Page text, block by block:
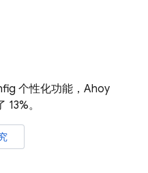
个性化功能，Ahoy
。